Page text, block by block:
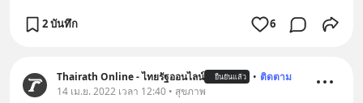
2 บันทึก 6
Thairath Online - ไทยรัฐออนไลน์ ยืนยันแล้ว • ติดตาม
14 เม.ย. 2022 เวลา 12:40 • สุขภาพ